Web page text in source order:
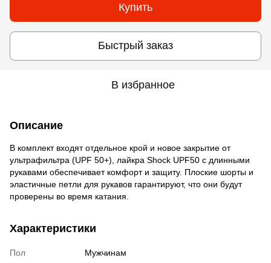
Купить
Быстрый заказ
В избранное
Описание
В комплект входят отдельное крой и новое закрытие от
ультрафильтра (UPF 50+), лайкра Shock UPF50 с длинными
рукавами обеспечивает комфорт и защиту. Плоские шорты и
эластичные петли для рукавов гарантируют, что они будут
проверены во время катания.
Характеристики
Пол
Мужчинам